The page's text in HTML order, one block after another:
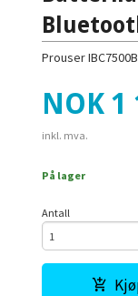
Prouser
Pris
NOK 1
inkl. mva.
På lager
Antall